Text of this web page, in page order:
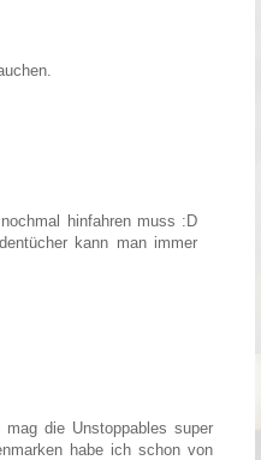
hinfahren muss :D
kann man immer
die Unstoppables super
habe ich schon von